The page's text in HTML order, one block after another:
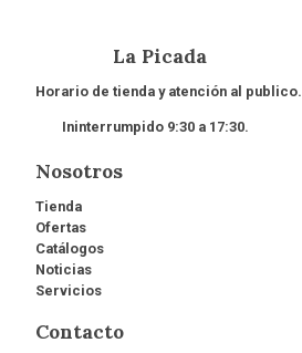
La Picada
Horario de tienda y atención al publico.
Ininterrumpido 9:30 a 17:30.
Nosotros
Tienda
Ofertas
Catálogos
Noticias
Servicios
Contacto